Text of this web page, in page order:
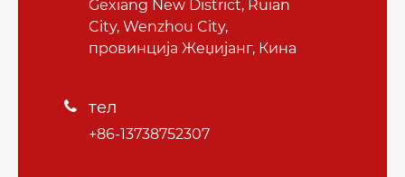
Gexiang New District, Ruian
City, Wenzhou City,
провинција Жеџијанг, Кина
 тел
+86-13738752307